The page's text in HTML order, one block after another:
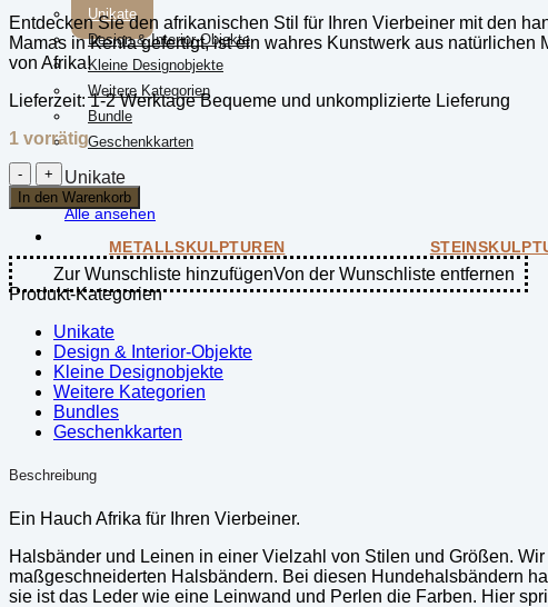
Unikate
Design & Interior-Objekte
Kleine Designobjekte
Weitere Kategorien
Bundle
Geschenkkarten
Unikate
Alle ansehen
METALLSKULPTUREN
Entdecken Sie den afrikanischen Stil für Ihren Vierbeiner mit den
Mamas in Kenia gefertigt, ist ein wahres Kunstwerk aus
von Afrika!
Lieferzeit:1-2 Werktage Bequeme und unkomplizierte Lieferung
1 vorrätig
Hundehalsband
(groß
/
40-
Red
Menge
In den Warenkorb
Zur Wunschliste hinzufügenVon der Wunschliste entfernen
Produkt-Kategorien
Unikate
Design & Interior-Objekte
Kleine Designobjekte
Weitere Kategorien
Bundles
Geschenkkarten
Beschreibung
Ein Hauch Afrika für Ihren Vierbeiner.
Halsbänder und Leinen in einer Vielzahl von Stilen und Größen.
maßgeschneiderten Halsbändern. Bei diesen Hundehalsbändern
sie ist das Leder wie eine Leinwand und Perlen die Farben. Hier